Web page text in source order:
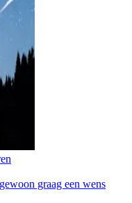
graag een wens